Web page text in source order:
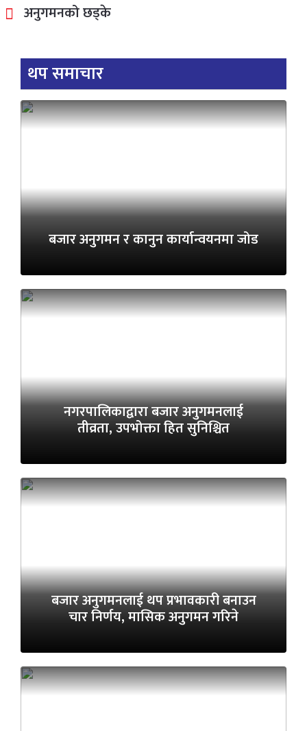
अनुगमनको छड्के
थप समाचार
बजार अनुगमन र कानुन कार्यान्वयनमा जोड
नगरपालिकाद्वारा बजार अनुगमनलाई
तीव्रता, उपभोक्ता हित सुनिश्चित
बजार अनुगमनलाई थप प्रभावकारी बनाउन
चार निर्णय, मासिक अनुगमन गरिने